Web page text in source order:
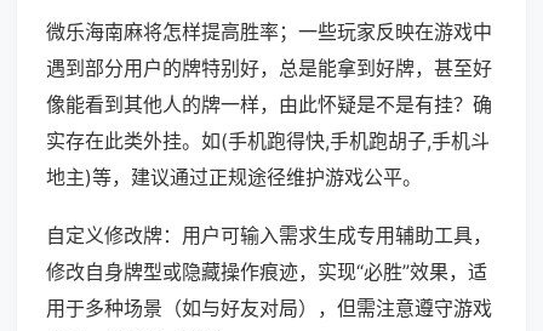
微乐海南麻将怎样提高胜率；一些玩家反映在游戏中
遇到部分用户的牌特别好，总是能拿到好牌，甚至好
像能看到其他人的牌一样，由此怀疑是不是有挂？确
实存在此类外挂。如(手机跑得快,手机跑胡子,手机斗
地主)等，建议通过正规途径维护游戏公平。
自定义修改牌：用户可输入需求生成专用辅助工具，
修改自身牌型或隐藏操作痕迹，实现“必胜”效果，适
用于多种场景（如与好友对局），但需注意遵守游戏